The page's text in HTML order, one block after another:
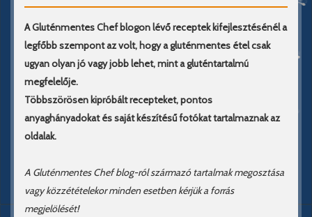
A Gluténmentes Chef blogon lévő receptek kifejlesztésénél a
legfőbb szempont az volt, hogy a gluténmentes étel csak
ugyan olyan jó vagy jobb lehet, mint a gluténtartalmú
megfelelője.
Többszörösen kipróbált recepteket, pontos
anyaghányadokat és saját készítésű fotókat tartalmaznak az
oldalak.
A Gluténmentes Chef blog-ról származó tartalmak megosztása
vagy közzétételekor minden esetben kérjük a forrás
megjelölését!